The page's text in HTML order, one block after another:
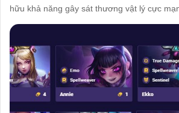
hữu khả năng gây sát thương vật lý cực